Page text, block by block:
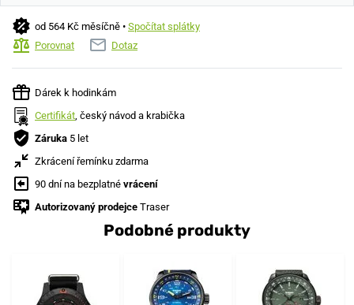
od 564 Kč měsíčně • Spočítat splátky
Porovnat
Dotaz
Dárek k hodinkám
Certifikát, český návod a krabička
Záruka 5 let
Zkrácení řemínku zdarma
90 dní na bezplatné vrácení
Autorizovaný prodejce Traser
Podobné produkty